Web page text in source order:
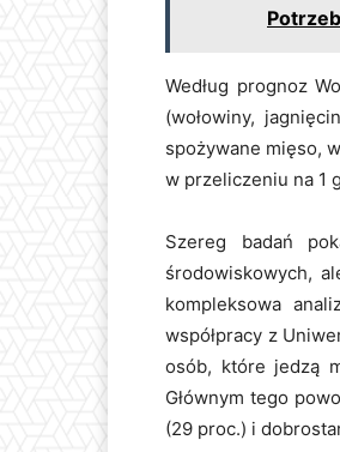
Według prognoz
(wołowiny,
spożywane mięso,
w przeliczeniu na 1
Szereg badań
środowiskowych,
kompleksowa
współpracy z
osób, które jedzą
Głównym tego
(29 proc.) i